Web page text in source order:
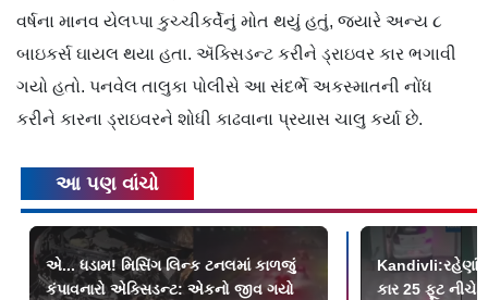
વર્ષના માનવ યેલપ્પા કુચ્ચીકર્વેનું મોત થયું હતું, જ્યારે અન્ય ૮
બાઇકર્સ ઘાયલ થયા હતા. ઍક્સિડન્ટ કરીને ડ્રાઇવર કાર ભગાવી
ગયો હતો. પનવેલ તાલુકા પોલીસે આ સંદર્ભે અકસ્માતની નોંધ
કરીને કારના ડ્રાઇવરને શોધી કાઢવાના પ્રયાસ ચાલુ કર્યા છે.
આ પણ વાંચો
એ... ધડામ! મિસિંગ લિન્ક ટનલમાં કાળજું
કંપાવનારો એક્સિડન્ટ: એકનો જીવ ગયો
Kandivli:રહેણાંક
કાર 25 ફૂટ નીચે